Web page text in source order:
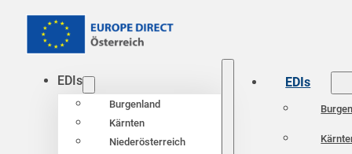
EDIs
Burgenland
Kärnten
Niederösterreich
EDIs